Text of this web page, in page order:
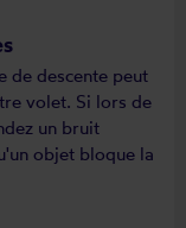
de descente peut
volet. Si lors de
un bruit
objet bloque la